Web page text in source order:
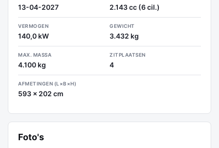
13-04-2027 2.143 cc (6 cil.)
VERMOGEN
140,0 kW
GEWICHT
3.432 kg
MAX. MASSA
4.100 kg
ZITPLAATSEN
4
AFMETINGEN (L×B×H)
593 x 202 cm
Foto's